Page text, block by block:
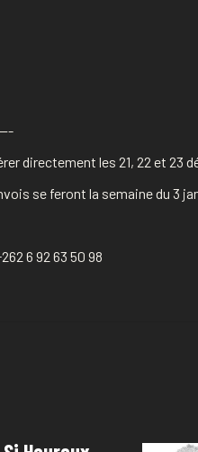
directement les 21, 22 et 23
se feront la semaine du 3
6 92 63 50 98